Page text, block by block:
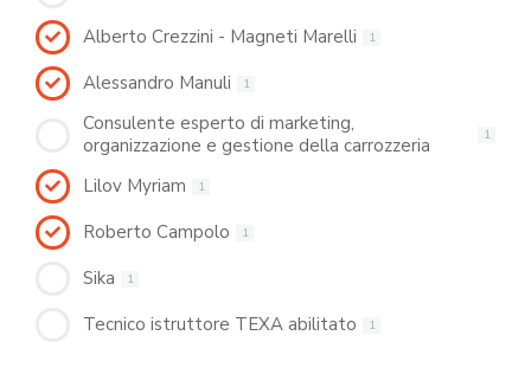
Alberto Crezzini - Magneti Marelli
1
Alessandro Manuli 1
Consulente esperto di marketing,
organizzazione e gestione della carrozzeria
1
Lilov Myriam 1
Roberto Campolo 1
Sika 1
Tecnico istruttore TEXA abilitato 1